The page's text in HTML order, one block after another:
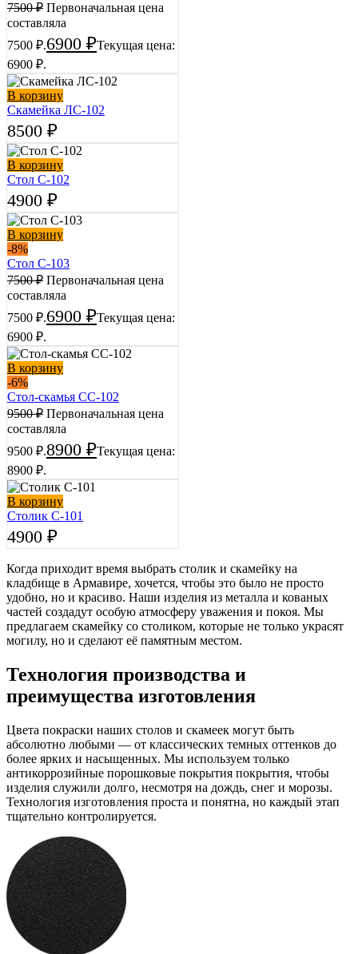
7500₽ Первоначальная цена
составляла
7500 ₽.6900 ₽Текущая цена:
6900 ₽.
В корзину
Скамейка ЛС-102
8500 ₽
В корзину
Стол С-102
4900 ₽
В корзину
-8%
Стол С-103
7500₽ Первоначальная цена
составляла
7500 ₽.6900 ₽Текущая цена:
6900 ₽.
В корзину
-6%
Стол-cкамья СС-102
9500₽ Первоначальная цена
составляла
9500 ₽.8900 ₽Текущая цена:
8900 ₽.
В корзину
Столик С-101
4900 ₽
Когда приходит время выбрать столик и скамейку на
кладбище в Армавире, хочется, чтобы это было не просто
удобно, но и красиво. Наши изделия из металла и кованых
частей создадут особую атмосферу уважения и покоя. Мы
предлагаем скамейку со столиком, которые не только украсят
могилу, но и сделают её памятным местом.
Технология производства и
преимущества изготовления
Цвета покраски наших столов и скамеек могут быть
абсолютно любыми — от классических темных оттенков до
более ярких и насыщенных. Мы используем только
антикоррозийные порошковые покрытия покрытия, чтобы
изделия служили долго, несмотря на дождь, снег и морозы.
Технология изготовления проста и понятна, но каждый этап
тщательно контролируется.